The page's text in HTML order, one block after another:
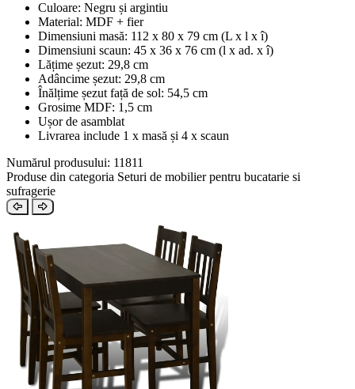
Culoare: Negru și argintiu
Material: MDF + fier
Dimensiuni masă: 112 x 80 x 79 cm (L x l x î)
Dimensiuni scaun: 45 x 36 x 76 cm (l x ad. x î)
Lățime șezut: 29,8 cm
Adâncime șezut: 29,8 cm
Înălțime șezut față de sol: 54,5 cm
Grosime MDF: 1,5 cm
Ușor de asamblat
Livrarea include 1 x masă și 4 x scaun
Numărul produsului: 11811
Produse din categoria Seturi de mobilier pentru bucatarie si
sufragerie